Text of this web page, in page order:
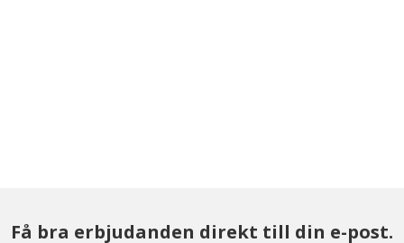
Få bra erbjudanden direkt till din e-post.